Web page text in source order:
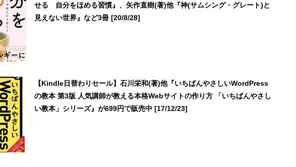
せる 自分をほめる習慣』、矢作直樹(著)他『神(サムシング・グレート)と
見えない世界』など3冊 [20/8/28]
【Kindle日替わりセール】石川栄和(著)他『いちばんやさしいWordPress
の教本 第3版 人気講師が教える本格Webサイトの作り方 「いちばんやさし
い教本」シリーズ』が699円で販売中 [17/12/23]